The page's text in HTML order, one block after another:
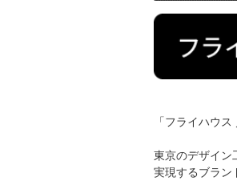
「フライハウ
東京のデザイ
実現するブラン